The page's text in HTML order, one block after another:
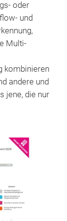
oder
und
Multi-
kombinieren
andere und
jene, die nur